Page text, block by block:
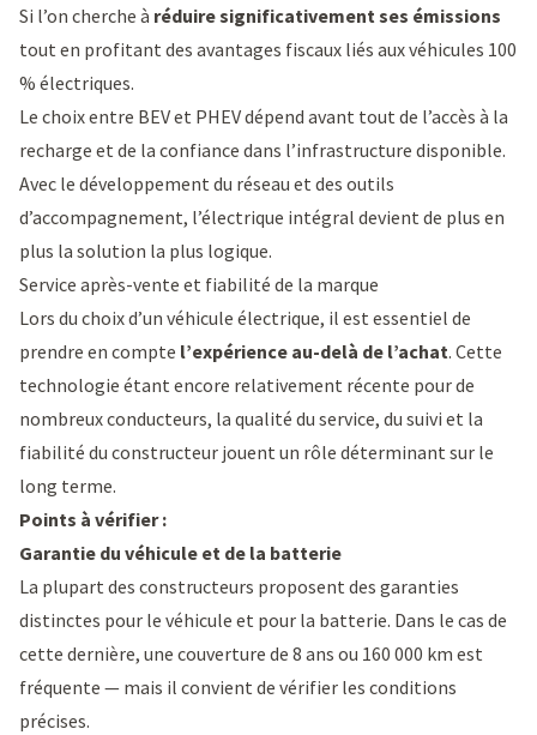
Si l’on cherche à réduire significativement ses émissions
tout en profitant des avantages fiscaux liés aux véhicules 100
% électriques.
Le choix entre BEV et PHEV dépend avant tout de l’accès à la
recharge et de la confiance dans l’infrastructure disponible.
Avec le développement du réseau et des outils
d’accompagnement, l’électrique intégral devient de plus en
plus la solution la plus logique.
Service après-vente et fiabilité de la marque
Lors du choix d’un véhicule électrique, il est essentiel de
prendre en compte l’expérience au-delà de l’achat. Cette
technologie étant encore relativement récente pour de
nombreux conducteurs, la qualité du service, du suivi et la
fiabilité du constructeur jouent un rôle déterminant sur le
long terme.
Points à vérifier :
Garantie du véhicule et de la batterie
La plupart des constructeurs proposent des garanties
distinctes pour le véhicule et pour la batterie. Dans le cas de
cette dernière, une couverture de 8 ans ou 160 000 km est
fréquente — mais il convient de vérifier les conditions
précises.